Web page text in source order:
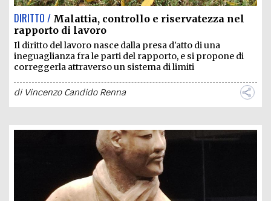
DIRITTO / Malattia, controllo e riservatezza nel
rapporto di lavoro
Il diritto del lavoro nasce dalla presa d'atto di una
ineguaglianza fra le parti del rapporto, e si propone di
correggerla attraverso un sistema di limiti
di Vincenzo Candido Renna